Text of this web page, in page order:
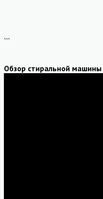
```
Обзор стиральной